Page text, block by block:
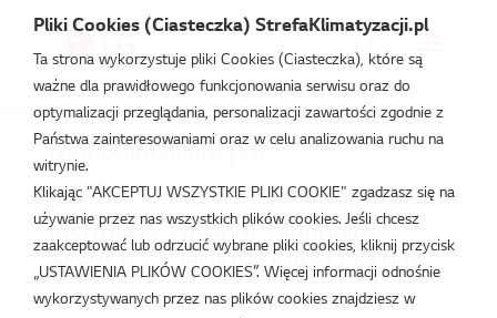
Strefa Klimatyzacji /HM091MRS
MonoblocSilent.pdf
lut 19, 2026
Instrukcja_Obslugi_Monobloc
Silent R32_HM091MRS.U33.pdf
lut 19, 2026
Pliki Cookies (Ciasteczka) StrefaKlimatyzacji.pl
Ta strona wykorzystuje pliki Cookies (Ciasteczka), które są
ważne dla prawidłowego funkcjonowania serwisu oraz do
optymalizacji przeglądania, personalizacji zawartości zgodnie z
Państwa zainteresowaniami oraz w celu analizowania ruchu na
witrynie.
Klikając "AKCEPTUJ WSZYSTKIE PLIKI COOKIE" zgadzasz się na
używanie przez nas wszystkich plików cookies. Jeśli chcesz
zaakceptować lub odrzucić wybrane pliki cookies, kliknij przycisk
„USTAWIENIA PLIKÓW COOKIES”. Więcej informacji odnośnie
wykorzystywanych przez nas plików cookies znajdziesz w